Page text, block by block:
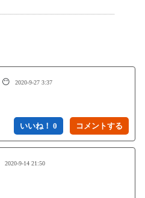
😶 2020-9-27 3:37
いいね！ 0
2020-9-14 21:50